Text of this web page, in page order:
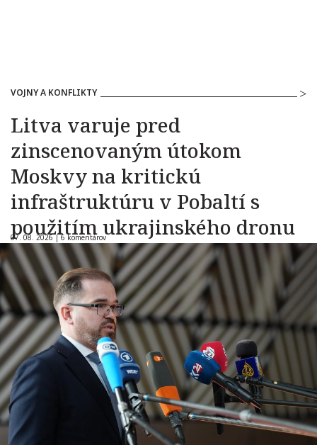
VOJNY A KONFLIKTY
Litva varuje pred
zinscenovaným útokom
Moskvy na kritickú
infraštruktúru v Pobaltí s
použitím ukrajinského dronu
07. 08. 2026 |6 komentárov